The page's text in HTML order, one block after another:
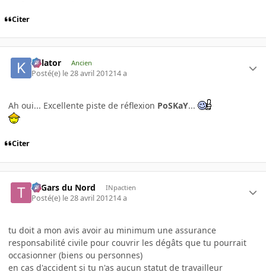
Citer
Killator Ancien
Posté(e) le 28 avril 201214 a
Ah oui... Excellente piste de réflexion PoSKaY...
Citer
Ti Gars du Nord INpactien
Posté(e) le 28 avril 201214 a
tu doit a mon avis avoir au minimum une assurance
responsabilité civile pour couvrir les dégâts que tu pourrait
occasionner (biens ou personnes)
en cas d'accident si tu n'as aucun statut de travailleur